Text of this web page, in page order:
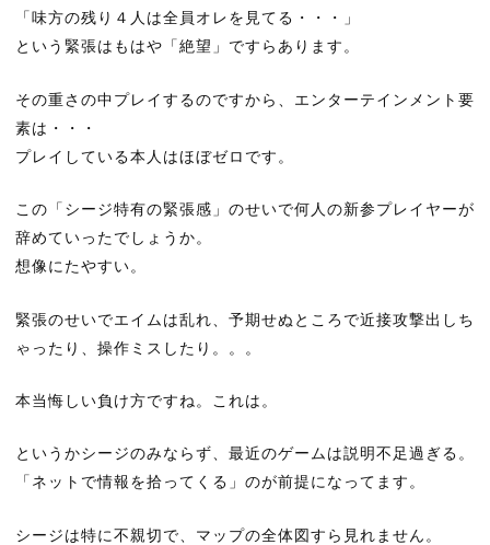
「味方の残り４人は全員オレを見てる・・・」
という緊張はもはや「絶望」ですらあります。
その重さの中プレイするのですから、エンターテインメント要
素は・・・
プレイしている本人はほぼゼロです。
この「シージ特有の緊張感」のせいで何人の新参プレイヤーが
辞めていったでしょうか。
想像にたやすい。
緊張のせいでエイムは乱れ、予期せぬところで近接攻撃出しち
ゃったり、操作ミスしたり。。。
本当悔しい負け方ですね。これは。
というかシージのみならず、最近のゲームは説明不足過ぎる。
「ネットで情報を拾ってくる」のが前提になってます。
シージは特に不親切で、マップの全体図すら見れません。